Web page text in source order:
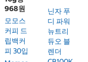
968원
모모스
커피 드
립백커
피 30입
닌자 푸
디 파워
뉴트리
듀오 블
렌더